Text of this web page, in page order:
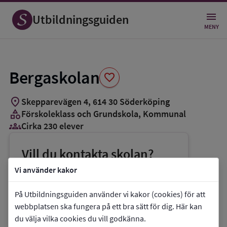
Vi använder kakor
På Utbildningsguiden använder vi kakor (cookies) för att
webbplatsen ska fungera på ett bra sätt för dig. Här kan
du välja vilka cookies du vill godkänna.
Utbildningsguiden MENY
Bergaskolan favorite
Spara
som
favorit
location_on Skepparevägen 4, 614 30 Söderköping
categoryFörskoleklass och Grundskola, Kommunal
groups_3Cirka 230 elever
Vill du kontakta skolan?
phoneTelefon:0121-18181
E-post: bergaskolan@soderkoping.se
link Webbplats:Bergaskolan